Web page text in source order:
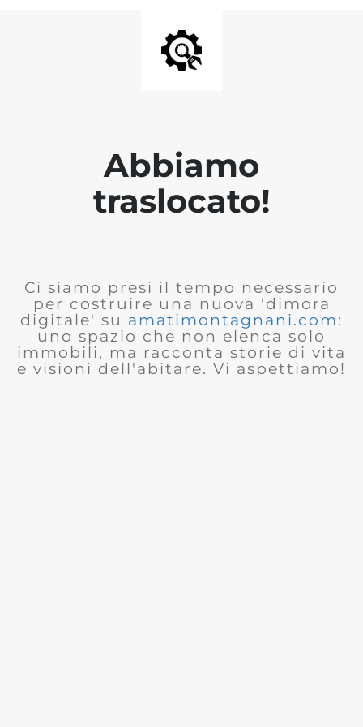
Abbiamo
traslocato!
Ci siamo presi il tempo necessario
per costruire una nuova 'dimora
digitale' su amatimontagnani.com:
uno spazio che non elenca solo
immobili, ma racconta storie di vita
e visioni dell'abitare. Vi aspettiamo!